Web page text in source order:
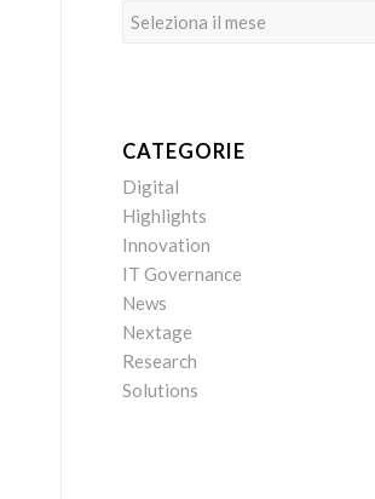
CATEGORIE
Digital
Highlights
Innovation
IT Governance
News
Nextage
Research
Solutions